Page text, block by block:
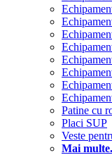
Patine cu
Placi SUP
Veste
Mai